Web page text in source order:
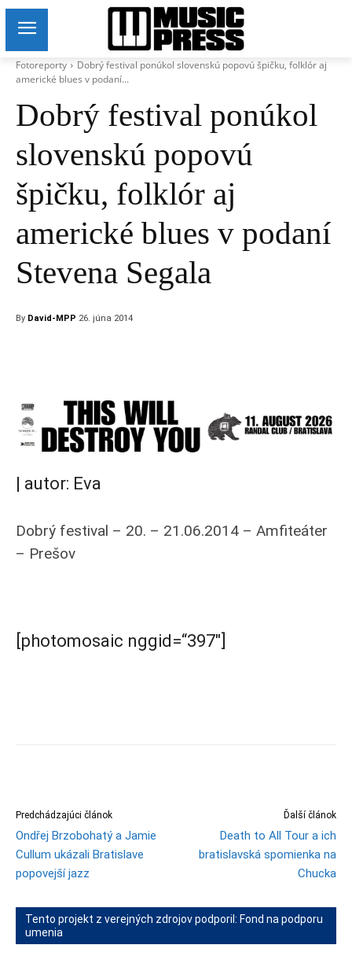
Fotoreporty
Dobrý festival ponúkol slovenskú popovú špičku, folklór aj
americké blues v podaní...
Dobrý festival ponúkol
slovenskú popovú
špičku, folklór aj
americké blues v podaní
Stevena Segala
By David-MPP 26. júna 2014
| autor: Eva
Dobrý festival – 20. – 21.06.2014 – Amfiteáter
– Prešov
[photomosaic nggid=“397″]
Predchádzajúci článok
Ondřej Brzobohatý a Jamie
Cullum ukázali Bratislave
popovejší jazz
Ďalší článok
Death to All Tour a ich
bratislavská spomienka na
Chucka
Tento projekt z verejných zdrojov podporil: Fond na podporu
umenia